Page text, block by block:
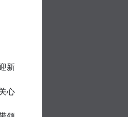
新
心